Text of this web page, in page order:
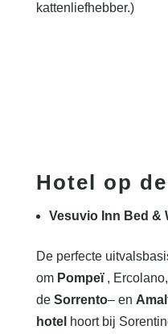
kattenliefhebber.)
Hotel op
Vesuvio Inn Bed &
De perfecte
om Pompeï,
de Sorrento– en
hotel hoort bij